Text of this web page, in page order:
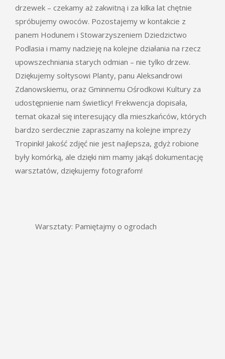
drzewek – czekamy aż zakwitną i za kilka lat chętnie
spróbujemy owoców. Pozostajemy w kontakcie z
panem Hodunem i Stowarzyszeniem Dziedzictwo
Podlasia i mamy nadzieję na kolejne działania na rzecz
upowszechniania starych odmian – nie tylko drzew.
Dziękujemy sołtysowi Planty, panu Aleksandrowi
Zdanowskiemu, oraz Gminnemu Ośrodkowi Kultury za
udostępnienie nam świetlicy! Frekwencja dopisała,
temat okazał się interesujący dla mieszkańców, których
bardzo serdecznie zapraszamy na kolejne imprezy
Tropinki! Jakość zdjęć nie jest najlepsza, gdyż robione
były komórką, ale dzięki nim mamy jakąś dokumentację
warsztatów, dziękujemy fotografom!
Warsztaty: Pamiętajmy o ogrodach